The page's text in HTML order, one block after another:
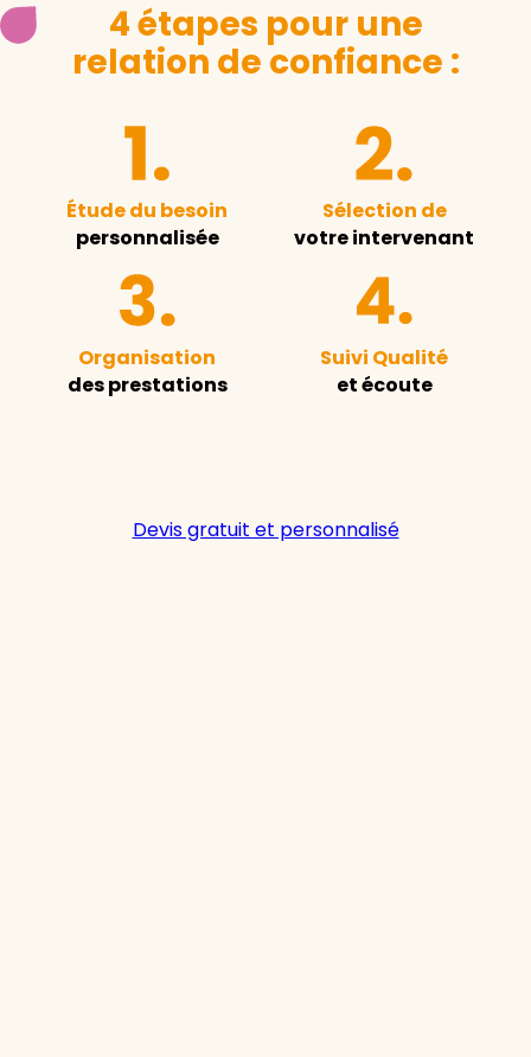
4 étapes pour une
relation de confiance :
Étude du besoin
personnalisée
Sélection de
votre intervenant
Organisation
des prestations
Suivi Qualité
et écoute
Devis gratuit et personnalisé